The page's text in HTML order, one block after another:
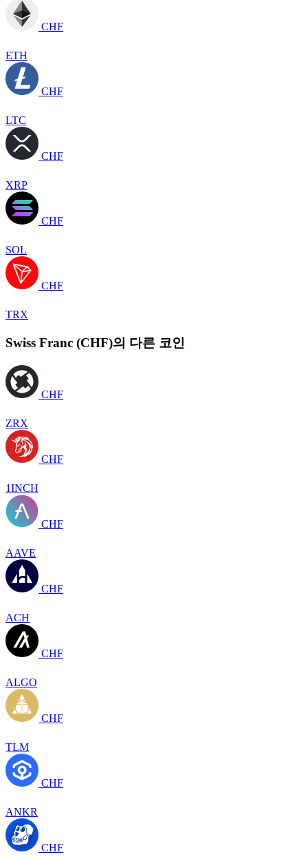
CHF
ETH
CHF
LTC
CHF
XRP
CHF
SOL
CHF
TRX
Swiss Franc (CHF)의 다른 코인
CHF
ZRX
CHF
1INCH
CHF
AAVE
CHF
ACH
CHF
ALGO
CHF
TLM
CHF
ANKR
CHF